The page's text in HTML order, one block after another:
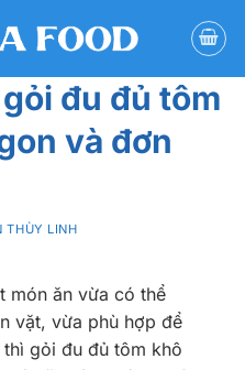
đu đủ tôm
và đơn
THÙY LINH
món ăn vừa có thể
vặt, vừa phù hợp để
gỏi đu đủ tôm khô